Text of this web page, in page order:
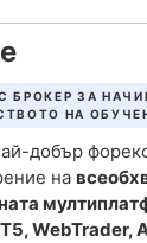
БРОКЕР ЗА
НА
добър
на
WebTrader,